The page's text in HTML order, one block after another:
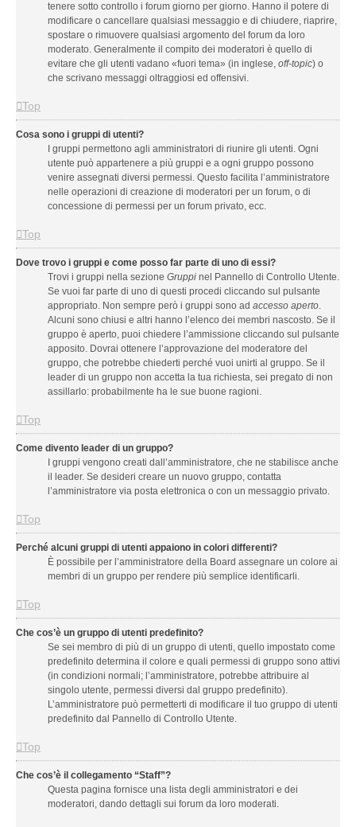
tenere sotto controllo i forum giorno per giorno. Hanno il potere di
modificare o cancellare qualsiasi messaggio e di chiudere, riaprire,
spostare o rimuovere qualsiasi argomento del forum da loro
moderato. Generalmente il compito dei moderatori è quello di
evitare che gli utenti vadano «fuori tema» (in inglese, off-topic) o
che scrivano messaggi oltraggiosi ed offensivi.
Top
Cosa sono i gruppi di utenti?
I gruppi permettono agli amministratori di riunire gli utenti. Ogni
utente può appartenere a più gruppi e a ogni gruppo possono
venire assegnati diversi permessi. Questo facilita l’amministratore
nelle operazioni di creazione di moderatori per un forum, o di
concessione di permessi per un forum privato, ecc.
Top
Dove trovo i gruppi e come posso far parte di uno di essi?
Trovi i gruppi nella sezione Gruppi nel Pannello di Controllo Utente.
Se vuoi far parte di uno di questi procedi cliccando sul pulsante
appropriato. Non sempre però i gruppi sono ad accesso aperto.
Alcuni sono chiusi e altri hanno l’elenco dei membri nascosto. Se il
gruppo è aperto, puoi chiedere l’ammissione cliccando sul pulsante
apposito. Dovrai ottenere l’approvazione del moderatore del
gruppo, che potrebbe chiederti perché vuoi unirti al gruppo. Se il
leader di un gruppo non accetta la tua richiesta, sei pregato di non
assillarlo: probabilmente ha le sue buone ragioni.
Top
Come divento leader di un gruppo?
I gruppi vengono creati dall’amministratore, che ne stabilisce anche
il leader. Se desideri creare un nuovo gruppo, contatta
l’amministratore via posta elettronica o con un messaggio privato.
Top
Perché alcuni gruppi di utenti appaiono in colori differenti?
È possibile per l’amministratore della Board assegnare un colore ai
membri di un gruppo per rendere più semplice identificarli.
Top
Che cos’è un gruppo di utenti predefinito?
Se sei membro di più di un gruppo di utenti, quello impostato come
predefinito determina il colore e quali permessi di gruppo sono attivi
(in condizioni normali; l’amministratore, potrebbe attribuire al
singolo utente, permessi diversi dal gruppo predefinito).
L’amministratore può permetterti di modificare il tuo gruppo di utenti
predefinito dal Pannello di Controllo Utente.
Top
Che cos’è il collegamento “Staff”?
Questa pagina fornisce una lista degli amministratori e dei
moderatori, dando dettagli sui forum da loro moderati.